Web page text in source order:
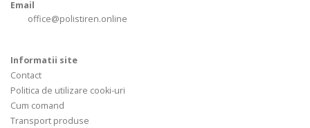
Email
office@polistiren.online
Informatii site
Contact
Politica de utilizare cooki-uri
Cum comand
Transport produse